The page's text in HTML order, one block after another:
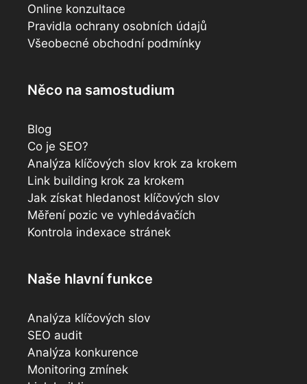
Online konzultace
Pravidla ochrany osobních údajů
Všeobecné obchodní podmínky
Něco na samostudium
Blog
Co je SEO?
Analýza klíčových slov krok za krokem
Link building krok za krokem
Jak získat hledanost klíčových slov
Měření pozic ve vyhledávačích
Kontrola indexace stránek
Naše hlavní funkce
Analýza klíčových slov
SEO audit
Analýza konkurence
Monitoring zmínek